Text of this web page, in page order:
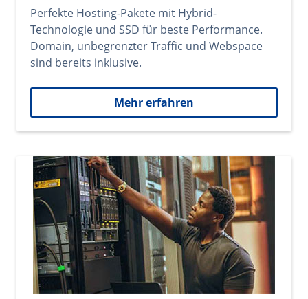
Perfekte Hosting-Pakete mit Hybrid-
Technologie und SSD für beste Performance.
Domain, unbegrenzter Traffic und Webspace
sind bereits inklusive.
Mehr erfahren